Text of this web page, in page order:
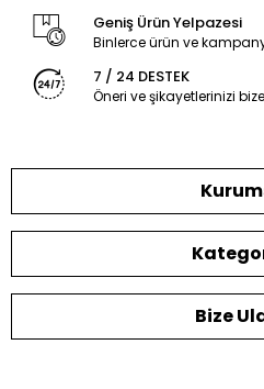
Geniş Ürün Yelpazesi
Binlerce ürün ve
7 / 24 DESTEK
Öneri ve şikayetlerinizi
Bize